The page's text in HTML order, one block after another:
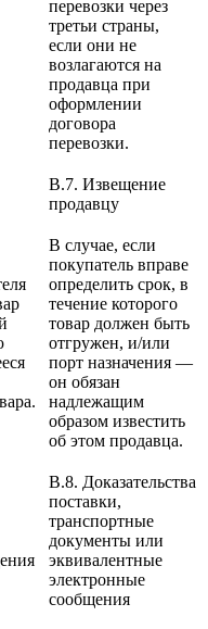
перевозки через
третьи страны,
если они не
возлагаются на
продавца при
оформлении
договора
перевозки.
B.7. Извещение
продавцу
В случае, если
покупатель вправе
определить срок, в
течение которого
товар должен быть
отгружен, и/или
порт назначения —
он обязан
надлежащим
образом известить
об этом продавца.
B.8. Доказательства
поставки,
транспортные
документы или
эквивалентные
электронные
сообщения